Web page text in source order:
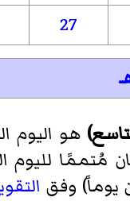
27
هو اليوم
مُتممًا لليوم
يوماً) وفق